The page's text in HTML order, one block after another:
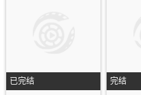
已完结 完结